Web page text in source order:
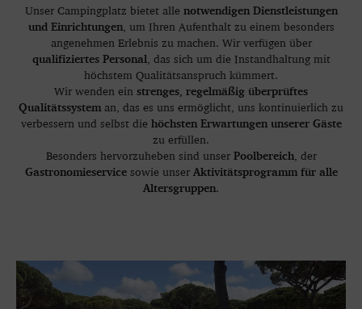
Unser Campingplatz bietet alle notwendigen Dienstleistungen
und Einrichtungen, um Ihren Aufenthalt zu einem besonders
angenehmen Erlebnis zu machen. Wir verfügen über
qualifiziertes Personal , das sich um die Instandhaltung mit
höchstem Qualitätsanspruch kümmert.
Wir wenden ein strenges, regelmäßig überprüftes
Qualitätssystem an, das es uns ermöglicht, uns kontinuierlich zu
verbessern und selbst die höchsten Erwartungen unserer Gäste
zu erfüllen.
Besonders hervorzuheben sind unser Poolbereich , der
Gastronomieservicesowie unser Aktivitätsprogramm für alle
Altersgruppen.